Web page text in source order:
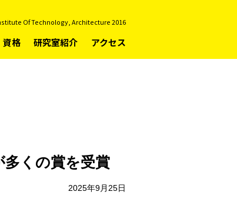
Of Technology, Architecture 2016
資格 研究室紹介 アクセス
多くの賞を受賞
2025年9月25日